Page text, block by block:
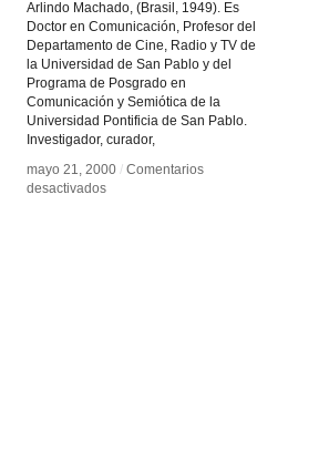
Arlindo Machado, (Brasil, 1949). Es
Doctor en Comunicación, Profesor del
Departamento de Cine, Radio y TV de
la Universidad de San Pablo y del
Programa de Posgrado en
Comunicación y Semiótica de la
Universidad Pontificia de San Pablo.
Investigador, curador,
mayo 21, 2000 / Comentarios
desactivadosen
mayo 21, 2000 / Comentarios
desactivadosen